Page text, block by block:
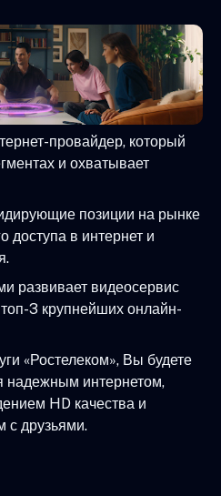
провайдер, который
и охватывает
позиции на рынке
доступа в интернет и
развивает видеосервис
3 крупнейших онлайн-
«Ростелеком», Вы будете
надежным интернетом,
HD качества и
с друзьями.